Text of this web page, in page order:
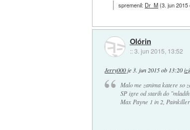
spremenil: Dr_M(3. jun 2015
Olórin
::3. jun 2015, 13:52
Jerry000 je 3. jun 2015 ob 13:20
Malo me zanima katere so
SP igre od starih do
Max Payne 1 in 2,